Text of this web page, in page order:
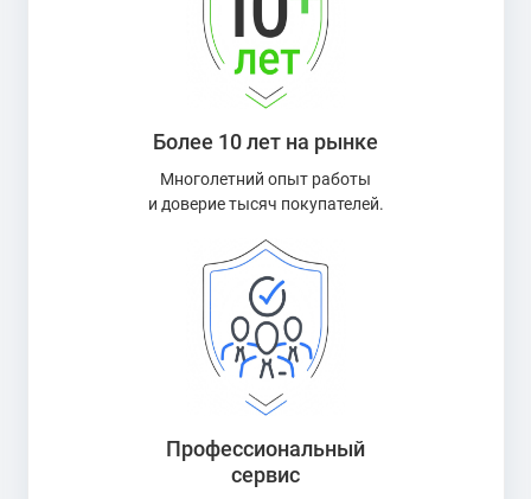
Более 10 лет на рынке
Многолетний опыт работы
и доверие тысяч покупателей.
Профессиональный
сервис